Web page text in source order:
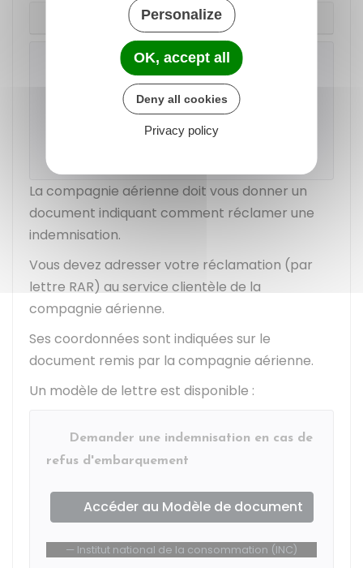
Plus de 3 500 km
Une personne qui voyage gratuitement
(par exemple un enfant sur les genoux de
son parent) n'a pas droit à une
La compagnie aérienne doit vous donner un
document indiquant comment réclamer une
indemnisation.
Vous devez adresser votre réclamation (par
lettre RAR) au service clientèle de la
compagnie aérienne.
Ses coordonnées sont indiquées sur le
document remis par la compagnie aérienne.
Un modèle de lettre est disponible :
Demander une indemnisation en cas de
refus d'embarquement
Accéder au Modèle de document
Institut national de la consommation (INC)
Personalize
OK, accept all
Deny all cookies
Privacy policy